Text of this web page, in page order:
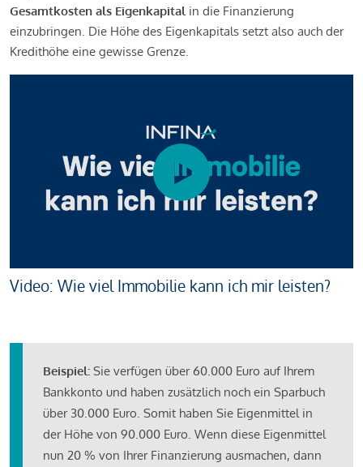
Gesamtkosten als Eigenkapital in die Finanzierung
einzubringen. Die Höhe des Eigenkapitals setzt also auch der
Kredithöhe eine gewisse Grenze.
Video: Wie viel Immobilie kann ich mir leisten?
Beispiel: Sie verfügen über 60.000 Euro auf Ihrem
Bankkonto und haben zusätzlich noch ein Sparbuch
über 30.000 Euro. Somit haben Sie Eigenmittel in
der Höhe von 90.000 Euro. Wenn diese Eigenmittel
nun 20 % von Ihrer Finanzierung ausmachen, dann